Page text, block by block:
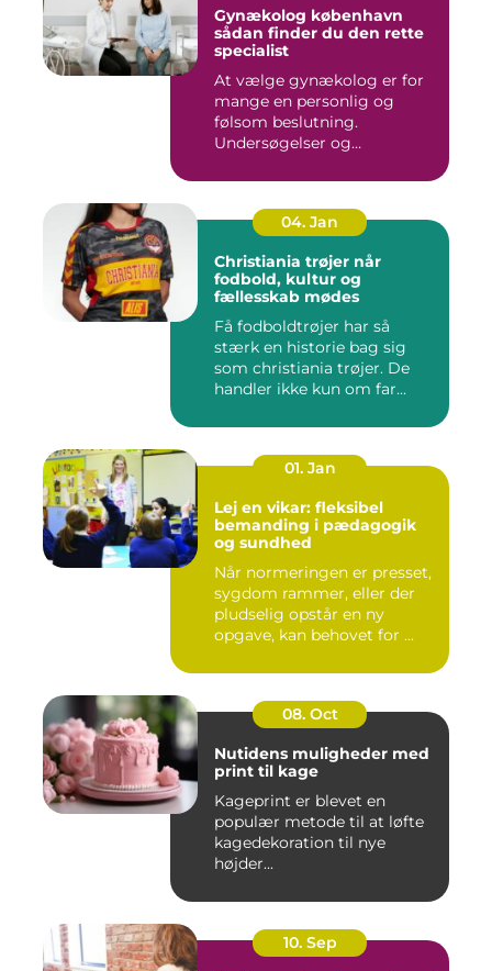
Gynækolog københavn
sådan finder du den rette
specialist
At vælge gynækolog er for
mange en personlig og
følsom beslutning.
Undersøgelser og
04. Jan
Christiania trøjer når
fodbold, kultur og
fællesskab mødes
Få fodboldtrøjer har så
stærk en historie bag sig
som christiania trøjer. De
handler ikke kun om far...
01. Jan
Lej en vikar: fleksibel
bemanding i pædagogik
og sundhed
Når normeringen er presset,
sygdom rammer, eller der
pludselig opstår en ny
opgave, kan behovet for ...
08. Oct
Nutidens muligheder med
print til kage
Kageprint er blevet en
populær metode til at løfte
kagedekoration til nye
højder...
10. Sep